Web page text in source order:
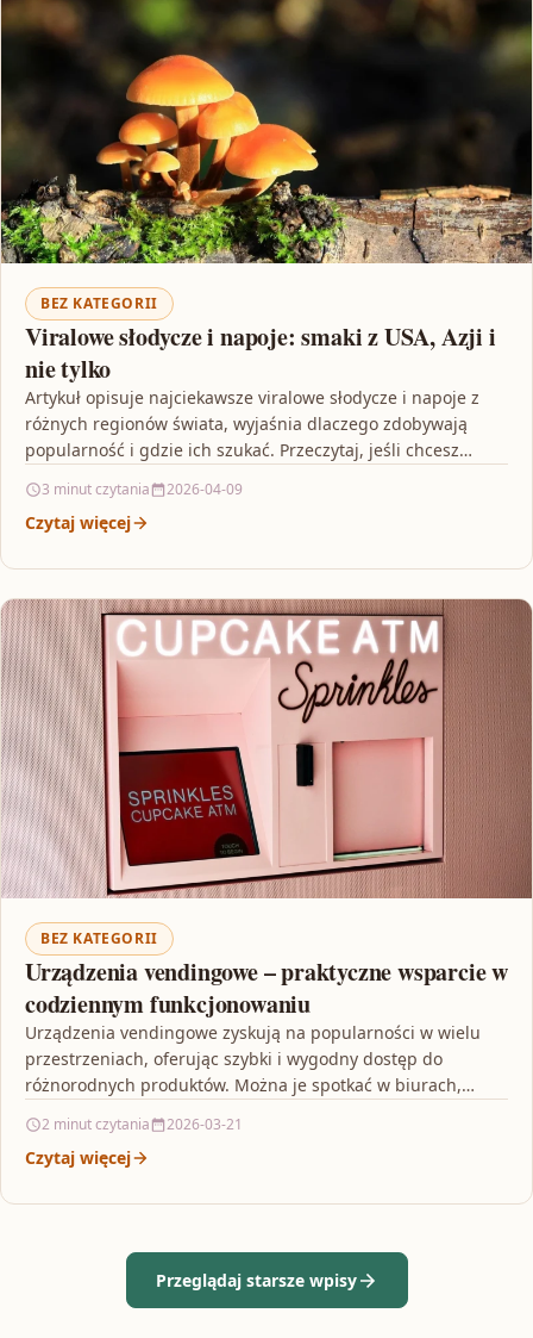
BEZ KATEGORII
Viralowe słodycze i napoje: smaki z USA, Azji i
nie tylko
Artykuł opisuje najciekawsze viralowe słodycze i napoje z
różnych regionów świata, wyjaśnia dlaczego zdobywają
popularność i gdzie ich szukać. Przeczytaj, jeśli chcesz
3 minut czytania 2026-04-09
Czytaj więcej
BEZ KATEGORII
Urządzenia vendingowe – praktyczne wsparcie w
codziennym funkcjonowaniu
Urządzenia vendingowe zyskują na popularności w wielu
przestrzeniach, oferując szybki i wygodny dostęp do
różnorodnych produktów. Można je spotkać w biurach,
2 minut czytania 2026-03-21
Czytaj więcej
Przeglądaj starsze wpisy